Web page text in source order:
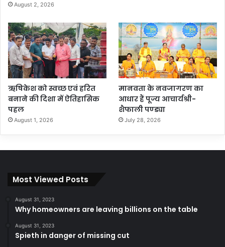
August 2, 2026
ऋषिकेश को स्वच्छ एवं हरित
बनाने की दिशा में ऐतिहासिक
पहल
August 1, 2026
मानवता के नवजागरण का
आधार हैं पूज्य आचार्यश्री-
शैफाली पण्ड्या
July 28, 2026
Most Viewed Posts
August 31, 2023
Why homeowners are leaving billions on the table
August 31, 2023
Spieth in danger of missing cut